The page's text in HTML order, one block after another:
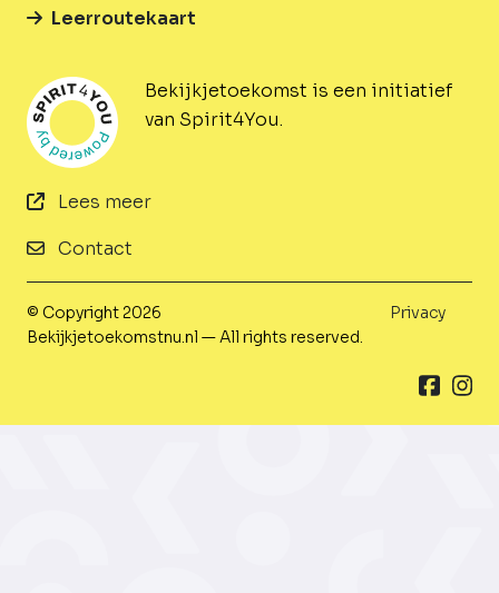
Bekijkjetoekomst is een initiatief
van Spirit4You.
Lees meer
Contact
Leerroutekaart
© Copyright 2026
Bekijkjetoekomstnu.nl — All rights reserved.
Privacy